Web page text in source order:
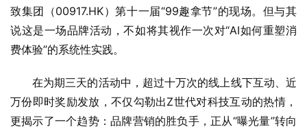
致集团（00917.HK）第十一届“99趣拿节”的现场。但与其
说这是一场品牌活动，不如将其视作一次对“AI如何重塑消
费体验”的系统性实践。
在为期三天的活动中，超过十万次的线上线下互动、近
万份即时奖励发放，不仅勾勒出Z世代对科技互动的热情，
更揭示了一个趋势：品牌营销的胜负手，正从“曝光量”转向